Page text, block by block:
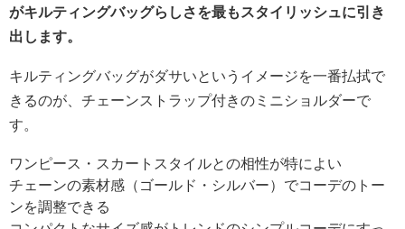
がキルティングバッグらしさを最もスタイリッシュに引き
出します。
キルティングバッグがダサいというイメージを一番払拭で
きるのが、チェーンストラップ付きのミニショルダーで
す。
ワンピース・スカートスタイルとの相性が特によい
チェーンの素材感（ゴールド・シルバー）でコーデのトー
ンを調整できる